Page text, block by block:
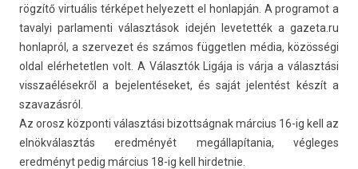
rögzítő virtuális térképet helyezett el hon­lapján. A pro­gramot a
tavalyi par­lamen­ti választások idején levetet­ték a gazeta.­ru
hon­lapról, a szer­vezet és számos füg­getl­en média, közösségi
oldal elér­hetetl­en volt. A Választók Ligája is várja a választási
visszaélések­ről a be­jelen­téseket, és saját jelen­tést készít a
szavazás­ról.
Az orosz köz­ponti választási bi­zottság­nak március 16-ig kell az
elnökválasztás eredményét megállapítania, vég­leges
eredményt pedig március 18-ig kell hir­detnie.